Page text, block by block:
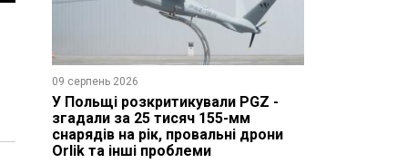
09 серпень 2026
У Польщі розкритикували PGZ -
згадали за 25 тисяч 155-мм
снарядів на рік, провальні дрони
Orlik та інші проблеми